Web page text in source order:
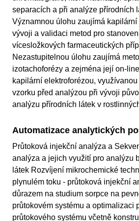
separacích a při analýze přírodních
Významnou úlohu zaujímá kapilární
vývoji a validaci metod pro
vícesložkových farmaceutických
Nezastupitelnou úlohu zaujímá
izotachoforézy a zejména její on-
kapilární elektroforézou,
vzorku před analýzou při vývoji
analýzu přírodních látek v
Automatizace analytických
Průtoková injekční analýza a
analýza a jejich využití pro analýzu
látek Rozvíjení mikrochemické
plynulém toku - průtoková injekční
důrazem na studium sorpce na
průtokovém systému a optimalizaci
průtokového systému včetně